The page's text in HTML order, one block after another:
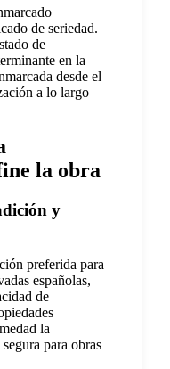
de seriedad.
de
en la
desde el
a lo largo
la obra
y
preferida para
españolas,
de
la
para obras